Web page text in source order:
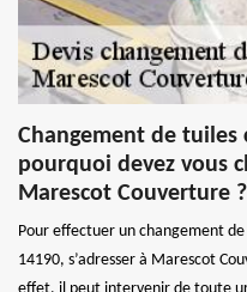
Changement de tuiles
pourquoi devez vous
Marescot Couverture ?
Pour effectuer un changement de
14190, s’adresser à Marescot